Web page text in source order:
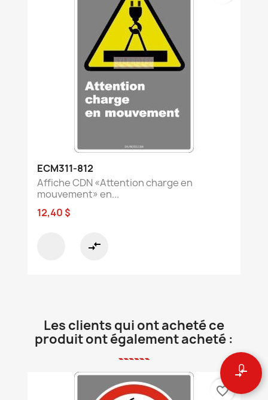
0
compare_arrows
ECM311-812
Affiche CDN «Attention charge en
mouvement» en...
12,40 $
compare_arrows
Les clients qui ont acheté ce
produit ont également acheté :
favorite_border